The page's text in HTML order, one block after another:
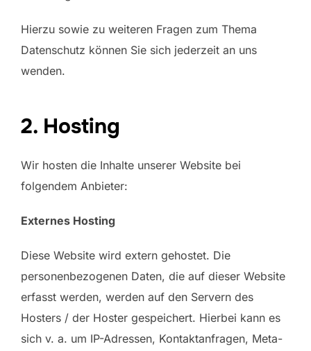
Hierzu sowie zu weiteren Fragen zum Thema
Datenschutz können Sie sich jederzeit an uns
wenden.
2. Hosting
Wir hosten die Inhalte unserer Website bei
folgendem Anbieter:
Externes Hosting
Diese Website wird extern gehostet. Die
personenbezogenen Daten, die auf dieser Website
erfasst werden, werden auf den Servern des
Hosters / der Hoster gespeichert. Hierbei kann es
sich v. a. um IP-Adressen, Kontaktanfragen, Meta-